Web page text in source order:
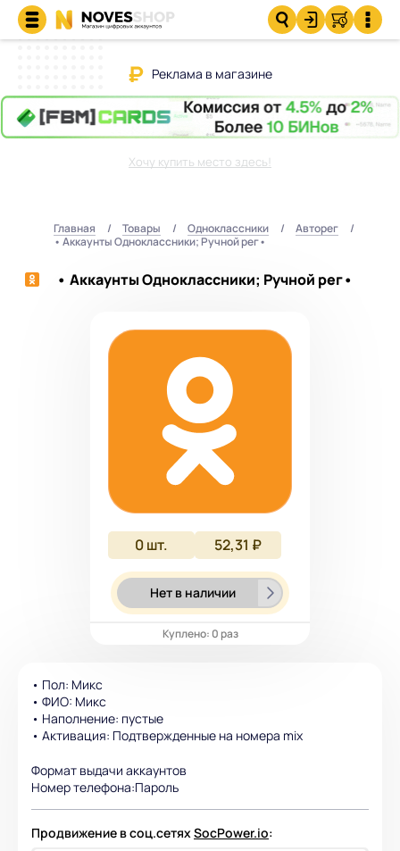
Реклама в магазине
Хочу купить место здесь!
Главная Товары Одноклассники
Авторег
• Аккаунты Одноклассники; Ручной рег•
• Аккаунты Одноклассники; Ручной рег•
0шт. 52,31 ₽
Нет в наличии
Куплено: 0 раз
• Пол: Микс
• ФИО: Микс
• Наполнение: пустые
• Активация: Подтвержденные на номера mix
Формат выдачи аккаунтов
Номер телефона:Пароль
Продвижение в соц.сетяхSocPower.io: